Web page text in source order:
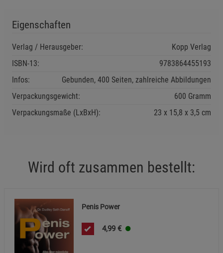
Eigenschaften
Verlag / Herausgeber:
Kopp Verlag
ISBN-13:
9783864455193
Infos:
Gebunden, 400 Seiten, zahlreiche Abbildungen
Verpackungsgewicht:
600 Gramm
Verpackungsmaße (LxBxH):
23 15,8 3,5 cm
Wird oft zusammen bestellt:
Penis Power
4,99 €
Marketing Cookies (3)
Beschreibung Marketing Cookies
Datenschutzerklärung Impressum